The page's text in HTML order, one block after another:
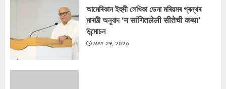
আমেৰিকান ইহুদী লেখিকা ডেনা মৰিয়মৰ গ্ৰন্থৰ
মাৰাঠী অনুবাদ ‘न सांगितलेली सीतेची कथा’
উন্মোচন
MAY 29, 2026